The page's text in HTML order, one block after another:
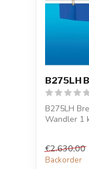
B275LH
B275LH
Wandler 1
€2.630,00
Backorder